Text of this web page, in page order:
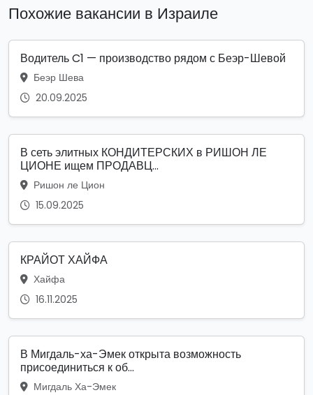
Похожие вакансии в Израиле
Водитель C1 — производство рядом с Беэр-Шевой
Беэр Шева
20.09.2025
В сеть элитных КОНДИТЕРСКИХ в РИШОН ЛЕ
ЦИОНЕ ищем ПРОДАВЦ...
Ришон ле Цион
15.09.2025
КРАЙОТ ХАЙФА
Хайфа
16.11.2025
В Мигдаль-ха-Эмек открыта возможность
присоединиться к об...
Мигдаль Ха-Эмек